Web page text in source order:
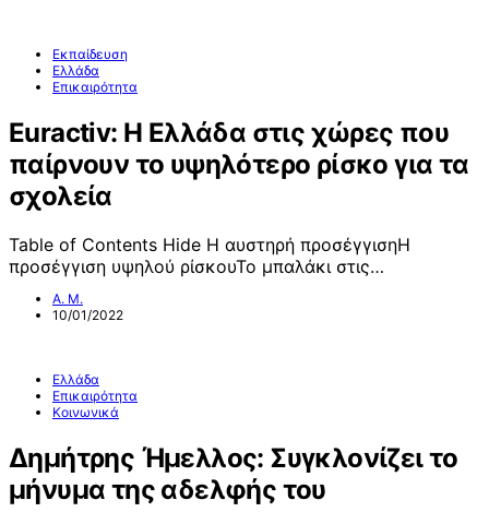
Εκπαίδευση
Ελλάδα
Επικαιρότητα
Euractiv: Η Ελλάδα στις χώρες που
παίρνουν το υψηλότερο ρίσκο για τα
σχολεία
Table of Contents Hide Η αυστηρή προσέγγισηΗ
προσέγγιση υψηλού ρίσκουΤο μπαλάκι στις…
Α. Μ.
10/01/2022
Ελλάδα
Επικαιρότητα
Κοινωνικά
Δημήτρης Ήμελλος: Συγκλονίζει το
μήνυμα της αδελφής του